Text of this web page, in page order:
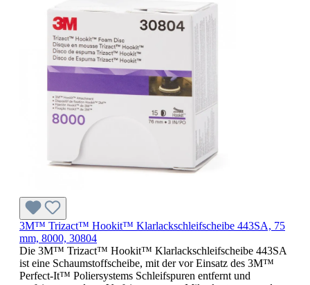
3M™ Trizact™ Hookit™ Klarlackschleifscheibe 443SA, 75
mm, 8000, 30804
Die 3M™ Trizact™ Hookit™ Klarlackschleifscheibe 443SA
ist eine Schaumstoffscheibe, mit der vor Einsatz des 3M™
Perfect-It™ Poliersystems Schleifspuren entfernt und